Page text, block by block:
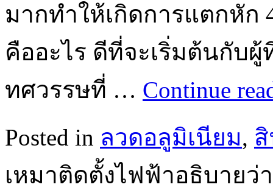
มากทำให้เกิดการแตกหั
คืออะไร ดีที่จะเริ่มต้นกับ
ทศวรรษที่ … Continue
Posted in ลวดอลูมิเนียม,
เหมาติดตั้งไฟฟ้าอธิบายว่